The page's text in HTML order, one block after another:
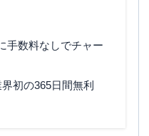
手数料なしでチャー
初の365日間無利